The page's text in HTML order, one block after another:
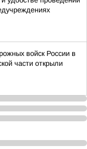
войск России в
части открыли